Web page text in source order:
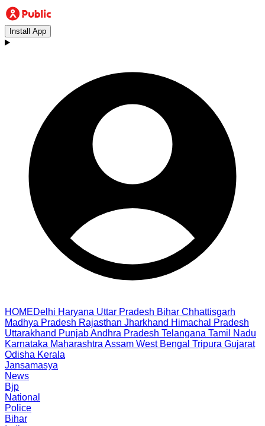
Install App
HOMEDelhi Haryana Uttar Pradesh Bihar Chhattisgarh
Madhya Pradesh Rajasthan Jharkhand Himachal Pradesh
Uttarakhand PunjabAndhra Pradesh Telangana Tamil Nadu
Karnataka Maharashtra Assam West Bengal Tripura Gujarat
Odisha Kerala
Jansamasya
News
Bjp
National
Police
Bihar